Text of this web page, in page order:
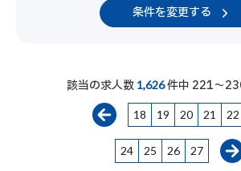
条件を変更する
該当の求人数 1,626件中 221～
18 19 20 21 22
24 25 26 27